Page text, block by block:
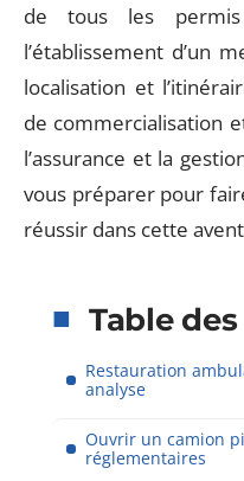
de tous les permis
l’établissement d’un
localisation et
de commercialisation
l’assurance et la
vous préparer pour
réussir dans cette
Table
Restauration
analyse
Ouvrir un camion
réglementaires